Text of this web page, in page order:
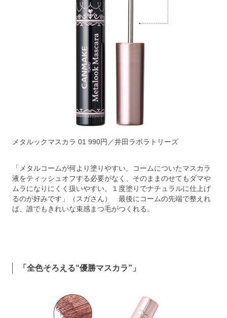
メタルックマスカラ 01 990円／井田ラボラトリーズ
「メタルコームが何より塗りやすい。コームについたマスカラ
液をティッシュオフする必要がなく、そのままのせてもダマや
ムラになりにくく扱いやすい。１度塗りでナチュラルに仕上げ
るのが好みです」（スガさん） 最後にコームの先端で整えれ
ば、誰でもきれいな束感まつ毛がつくれる。
「全色そろえる“優勝マスカラ”」